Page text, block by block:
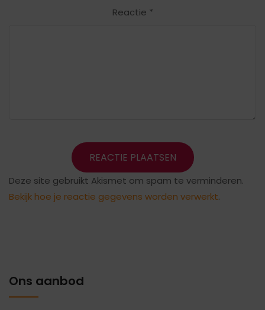
Reactie *
Deze site gebruikt Akismet om spam te verminderen.
Bekijk hoe je reactie gegevens worden verwerkt.
Ons aanbod